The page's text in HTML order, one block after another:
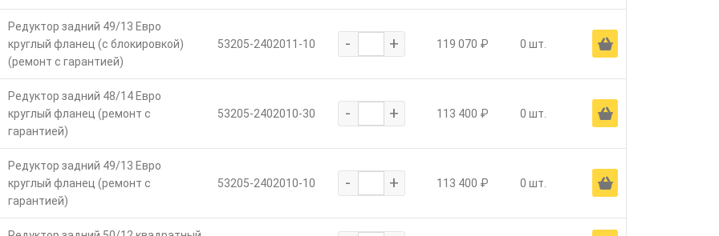
Редуктор задний 49/13 Евро
круглый фланец (с блокировкой)
(ремонт с гарантией)
53205-2402011-10 - + 119 070 ₽ 0 шт. Ä
Редуктор задний 48/14 Евро
круглый фланец (ремонт с
гарантией)
53205-2402010-30 - + 113 400 ₽ 0 шт. Ä
Редуктор задний 49/13 Евро
круглый фланец (ремонт с
гарантией)
53205-2402010-10 - + 113 400 ₽ 0 шт. Ä